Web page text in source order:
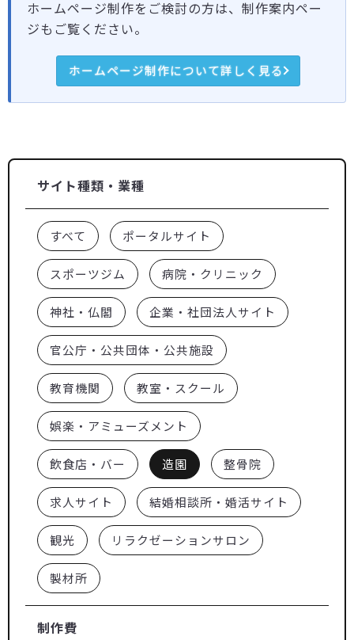
ホームページ制作をご検討の方は、制作案内ペー
ジもご覧ください。
ホームページ制作について詳しく見る
サイト種類・業種
すべて ポータルサイト
スポーツジム 病院・クリニック
神社・仏閣 企業・社団法人サイト
官公庁・公共団体・公共施設
教育機関 教室・スクール
娯楽・アミューズメント
飲食店・バー 造園 整骨院
求人サイト 結婚相談所・婚活サイト
観光 リラクゼーションサロン
製材所
制作費